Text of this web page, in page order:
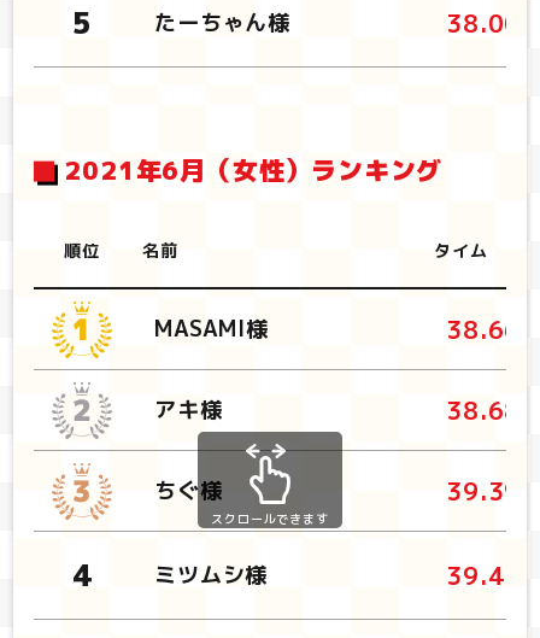
たーちゃん様
2021年6月（女性）ランキング
順位 名前 タイム
MASAMI様
アキ様
ちぐ様
ミツムシ様
スクロールできます